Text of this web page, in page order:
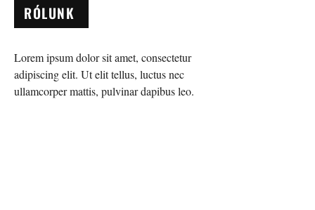
RÓLUNK
Lorem ipsum dolor sit amet, consectetur
adipiscing elit. Ut elit tellus, luctus nec
ullamcorper mattis, pulvinar dapibus leo.